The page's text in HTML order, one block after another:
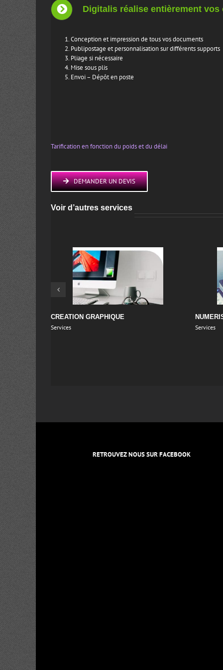
Digitalis réalise entièrement
Conception et impression de tous vos documents
Publipostage et personnalisation sur différents supports
Pliage si nécessaire
Mise sous plis
Envoi – Dépôt en poste
Tarification en fonction du poids et du délai
DEMANDER UN DEVIS
Voir d’autres services
LIVRAISON
Services
Services
RETROUVEZ NOUS SUR FACEBOOK